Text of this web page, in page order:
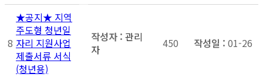
8
★공지★ 지역
주도형 청년일
자리 지원사업
제출서류 서식
(청년용)
관리
자
450 01-26